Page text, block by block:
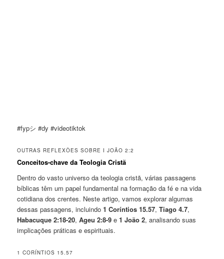
#fypシ #dy #videotiktok
OUTRAS REFLEXÕES SOBRE I JOÃO 2:2
Conceitos-chave da Teologia Cristã
Dentro do vasto universo da teologia cristã, várias passagens
bíblicas têm um papel fundamental na formação da fé e na vida
cotidiana dos crentes. Neste artigo, vamos explorar algumas
dessas passagens, incluindo1 Coríntios 15.57,Tiago 4.7,
Habacuque 2:18-20,Ageu 2:8-9 e1 João 2, analisando suas
implicações práticas e espirituais.
1 CORÍNTIOS 15.57